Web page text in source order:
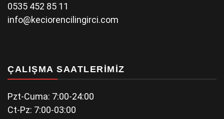
0535 452 85 11
info@keciorencilingirci.com
ÇALIŞMA SAATLERIMIZ
Pzt-Cuma: 7:00-24:00
Ct-Pz: 7:00-03:00